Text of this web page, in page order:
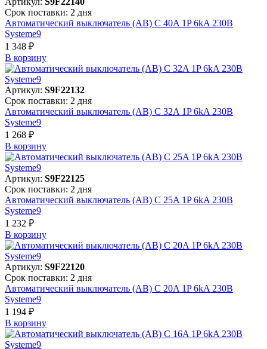
Срок поставки: 2 дня
Автоматический выключатель (АВ) C 40A 1P 6kA 230В
Systeme9
1 348 ₽
В корзинy
Артикул: S9F22132
Срок поставки: 2 дня
Автоматический выключатель (АВ) C 32A 1P 6kA 230В
Systeme9
1 268 ₽
В корзинy
Артикул: S9F22125
Срок поставки: 2 дня
Автоматический выключатель (АВ) C 25A 1P 6kA 230В
Systeme9
1 232 ₽
В корзинy
Артикул: S9F22120
Срок поставки: 2 дня
Автоматический выключатель (АВ) C 20A 1P 6kA 230В
Systeme9
1 194 ₽
В корзинy